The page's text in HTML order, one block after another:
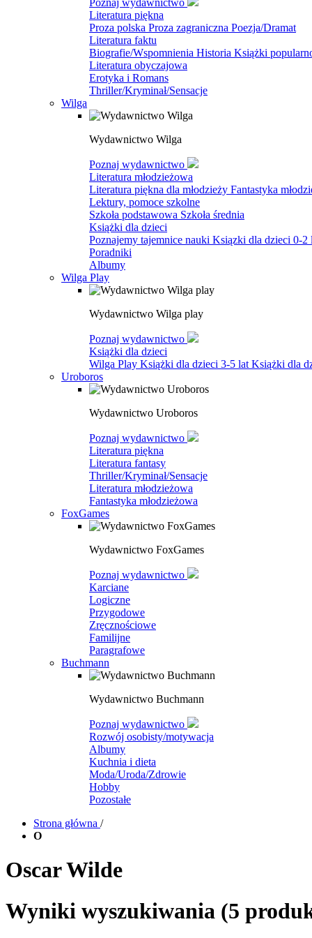
Poznaj wydawnictwo
Literatura piękna
Proza polska Proza zagraniczna Poezja/Dramat
Literatura faktu
Biografie/Wspomnienia Historia Książki
Literatura obyczajowa
Erotyka i Romans
Thriller/Kryminał/Sensacje
Wilga
Wydawnictwo Wilga
Poznaj wydawnictwo
Literatura młodzieżowa
Literatura piękna dla młodzieży Fantastyka
Lektury, pomoce szkolne
Szkoła podstawowa Szkoła średnia
Książki dla dzieci
Poznajemy tajemnice nauki Ksiązki dla dzieci 0-2
Poradniki
Albumy
Wilga Play
Wydawnictwo Wilga play
Poznaj wydawnictwo
Książki dla dzieci
Wilga Play Książki dla dzieci 3-5 lat Książki dla
Uroboros
Wydawnictwo Uroboros
Poznaj wydawnictwo
Literatura piękna
Literatura fantasy
Thriller/Kryminał/Sensacje
Literatura młodzieżowa
Fantastyka młodzieżowa
FoxGames
Wydawnictwo FoxGames
Poznaj wydawnictwo
Karciane
Logiczne
Przygodowe
Zręcznościowe
Familijne
Paragrafowe
Buchmann
Wydawnictwo Buchmann
Poznaj wydawnictwo
Rozwój osobisty/motywacja
Albumy
Kuchnia i dieta
Moda/Uroda/Zdrowie
Hobby
Pozostałe
Strona główna /
O
Oscar Wilde
Wyniki wyszukiwania (5